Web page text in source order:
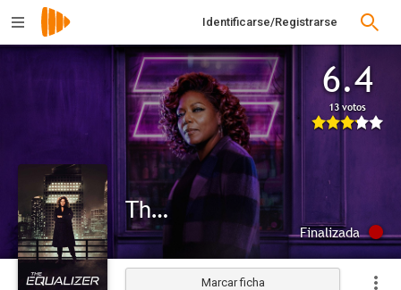
Identificarse/Registrarse
6.4
13 votos
The Equalizer
Finalizada
Marcar ficha